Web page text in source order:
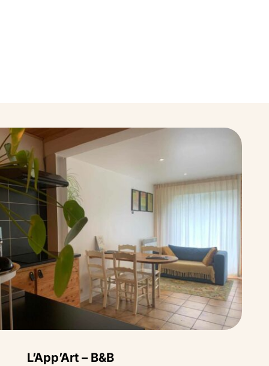
L’App’Art – B&B